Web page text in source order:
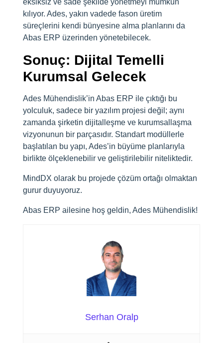
eksiksiz ve sade şekilde yönetmeyi mümkün
kılıyor. Ades, yakın vadede fason üretim
süreçlerini kendi bünyesine alma planlarını da
Abas ERP üzerinden yönetebilecek.
Sonuç: Dijital Temelli
Kurumsal Gelecek
Ades Mühendislik’in Abas ERP ile çıktığı bu
yolculuk, sadece bir yazılım projesi değil; aynı
zamanda şirketin dijitalleşme ve kurumsallaşma
vizyonunun bir parçasıdır. Standart modüllerle
başlatılan bu yapı, Ades’in büyüme planlarıyla
birlikte ölçeklenebilir ve geliştirilebilir niteliktedir.
MindDX olarak bu projede çözüm ortağı olmaktan
gurur duyuyoruz.
Abas ERP ailesine hoş geldin, Ades Mühendislik!
Serhan Oralp